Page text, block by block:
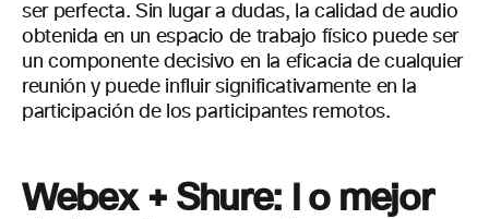
ser perfecta. Sin lugar a dudas, la calidad de audio
obtenida en un espacio de trabajo físico puede ser
un componente decisivo en la eficacia de cualquier
reunión y puede influir significativamente en la
participación de los participantes remotos.
Webex + Shure: l o mejor